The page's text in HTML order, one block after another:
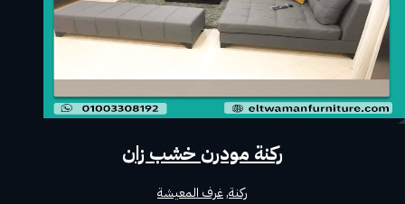
ركنة مودرن خشب زان
ركنة,غرف المعيشة